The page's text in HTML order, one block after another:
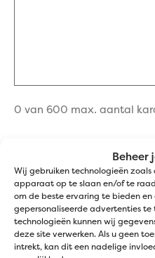
Beheer
Wij gebruiken technologieën
apparaat op te slaan en/of te
om de beste ervaring te bieden
gepersonaliseerde advertenties
technologieën kunnen wij
deze site verwerken. Als u geen
intrekt, kan dit een nadelige
0 van 600 max. aantal
Sleep